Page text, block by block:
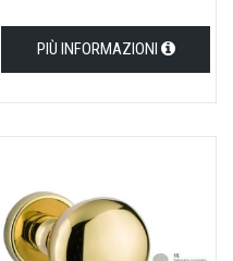
PIÙ INFORMAZIONI